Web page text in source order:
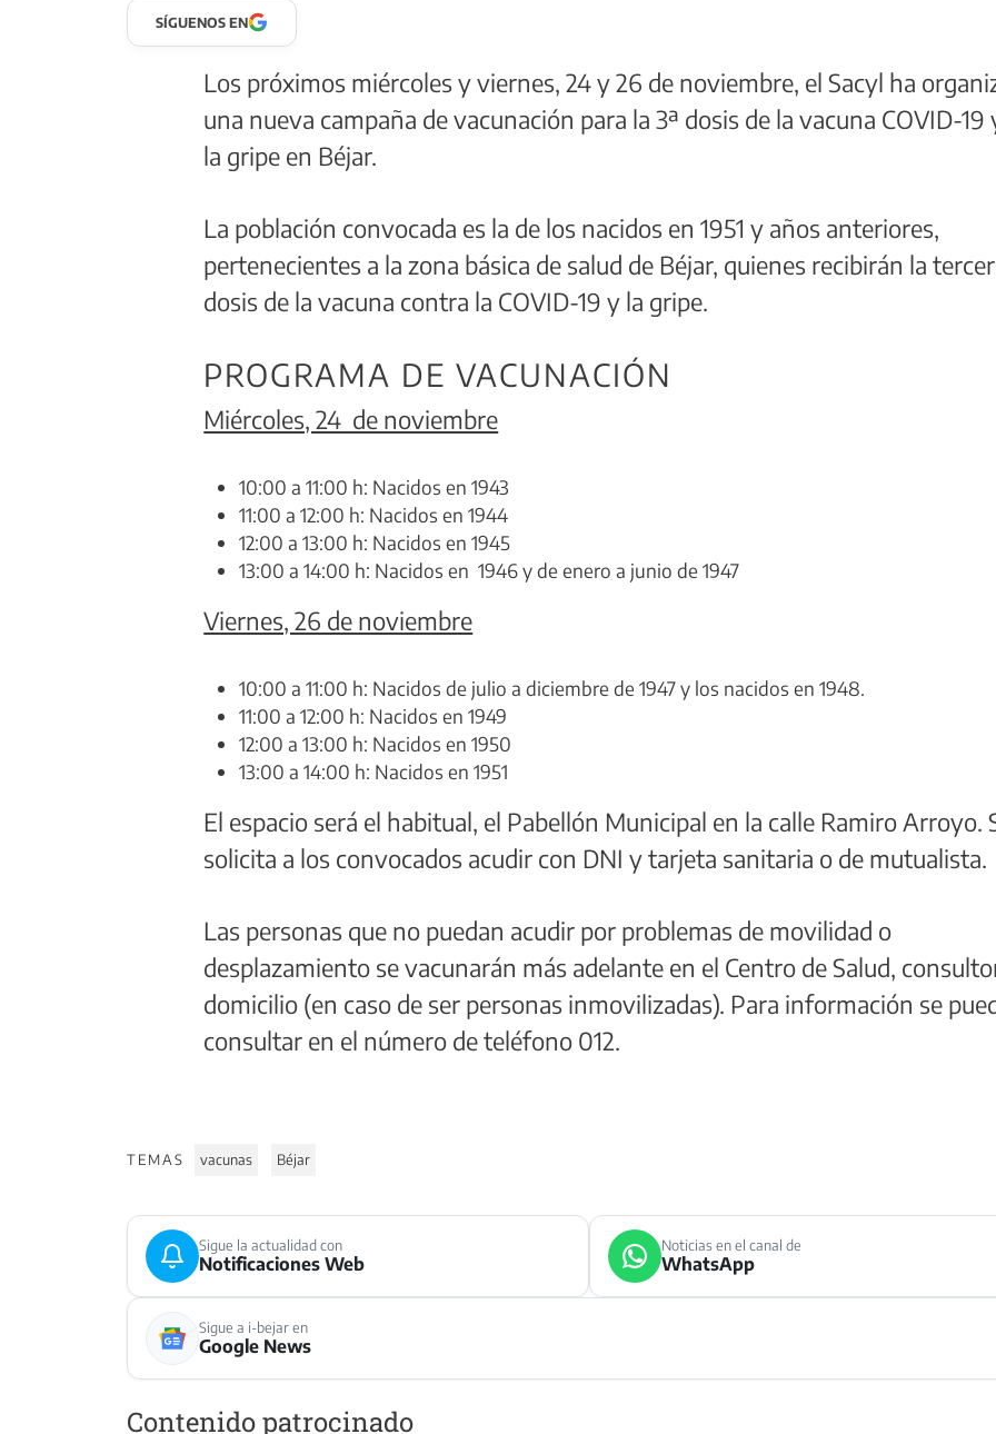
SÍGUENOS EN
Los próximos miércoles y viernes, 24 y 26 de noviembre, el Sacyl ha
una nueva campaña de vacunación para la 3ª dosis de la vacuna COVID-19
la gripe en Béjar.
La población convocada es la de los nacidos en 1951 y años anteriores,
pertenecientes a la zona básica de salud de Béjar, quienes recibirán la
dosis de la vacuna contra la COVID-19 y la gripe.
PROGRAMA DE VACUNACIÓN
Miércoles, 24 de noviembre
10:00 a 11:00 h: Nacidos en 1943
11:00 a 12:00 h: Nacidos en 1944
12:00 a 13:00 h: Nacidos en 1945
13:00 a 14:00 h: Nacidos en 1946 y de enero a junio de 1947
Viernes, 26 de noviembre
10:00 a 11:00 h: Nacidos de julio a diciembre de 1947 y los nacidos en 1948.
11:00 a 12:00 h: Nacidos en 1949
12:00 a 13:00 h: Nacidos en 1950
13:00 a 14:00 h: Nacidos en 1951
El espacio será el habitual, el Pabellón Municipal en la calle Ramiro Arroyo.
solicita a los convocados acudir con DNI y tarjeta sanitaria o de mutualista.
Las personas que no puedan acudir por problemas de movilidad o
desplazamiento se vacunarán más adelante en el Centro de Salud,
domicilio (en caso de ser personas inmovilizadas). Para información se
consultar en el número de teléfono 012.
TEMAS vacunas Béjar
Sigue la actualidad con
Notificaciones Web
Noticias en el canal de
WhatsApp
Sigue a i-bejar en
Google News
Contenido patrocinado